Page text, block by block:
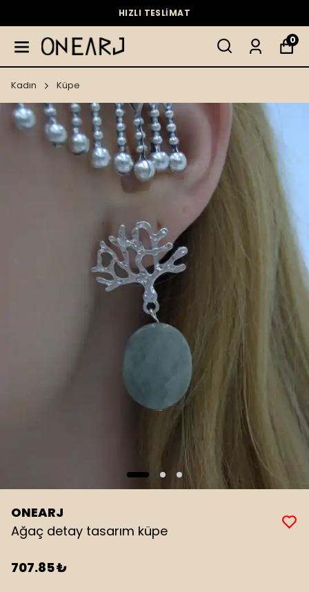
HIZLI TESLİMAT
0
Kadın Küpe
ONEARJ
Ağaç detay tasarım küpe
707.85 ₺